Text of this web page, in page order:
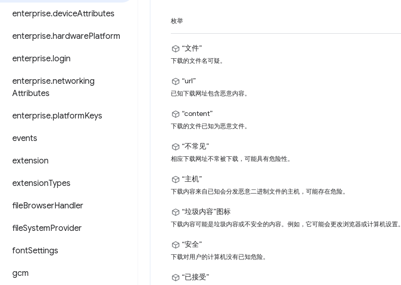
enterprise.deviceAttributes
enterprise.hardwarePlatform
enterprise.login
enterprise.networking
Attributes
enterprise.platformKeys
events
extension
extensionTypes
fileBrowserHandler
fileSystemProvider
fontSettings
gcm
枚举
“文件”
下载的文件名可疑。
“url”
已知下载网址包含恶意内容。
“content”
下载的文件已知为恶意文件。
“不常见”
相应下载网址不常被下载，可能具有危险性。
“主机”
下载内容来自已知会分发恶意二进制文件的主机，可能存在危险。
“垃圾内容”图标
下载内容可能是垃圾内容或不安全的内容。例如，它可能会更改浏览器或计算机设置。
“安全”
下载对用户的计算机没有已知危险。
“已接受”